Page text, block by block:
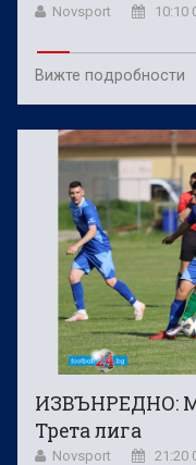
Novsport 10:10
Вижте подробности
ИЗВЪНРЕДНО:
Трета лига
Novsport 21:20